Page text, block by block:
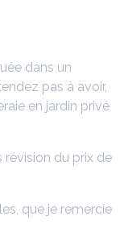
dans un
pas à avoir,
en jardin privé
révision du prix de
que je remercie